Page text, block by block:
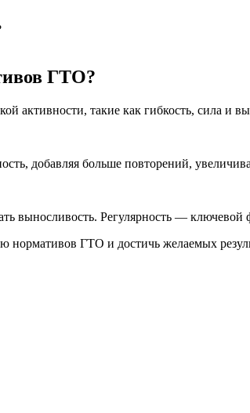
ГТО?
активности, такие как гибкость, сила и
добавляя больше повторений,
выносливость. Регулярность — ключевой
нормативов ГТО и достичь желаемых